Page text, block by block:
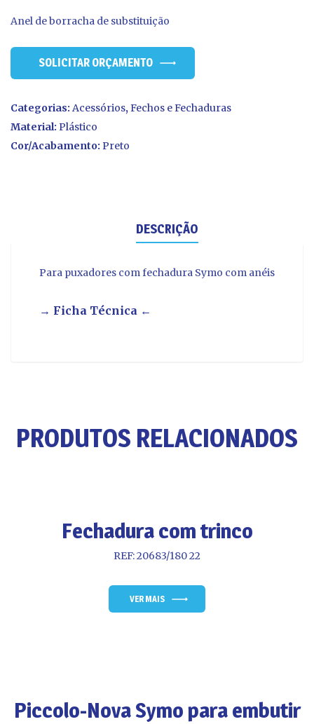
Anel de borracha de substituição
SOLICITAR ORÇAMENTO
Categorias: Acessórios,Fechos e Fechaduras
Material: Plástico
Cor/Acabamento: Preto
DESCRIÇÃO
Para puxadores com fechadura Symo com anéis
→ Ficha Técnica ←
PRODUTOS RELACIONADOS
Fechadura com trinco
REF: 20683/180 22
VER MAIS
Piccolo-Nova Symo para embutir